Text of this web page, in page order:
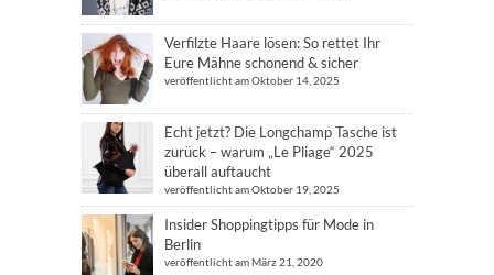
Verfilzte Haare lösen: So rettet Ihr
Eure Mähne schonend & sicher
veröffentlicht am Oktober 14, 2025
Echt jetzt? Die Longchamp Tasche ist
zurück – warum „Le Pliage“ 2025
überall auftaucht
veröffentlicht am Oktober 19, 2025
Insider Shoppingtipps für Mode in
Berlin
veröffentlicht am März 21, 2020